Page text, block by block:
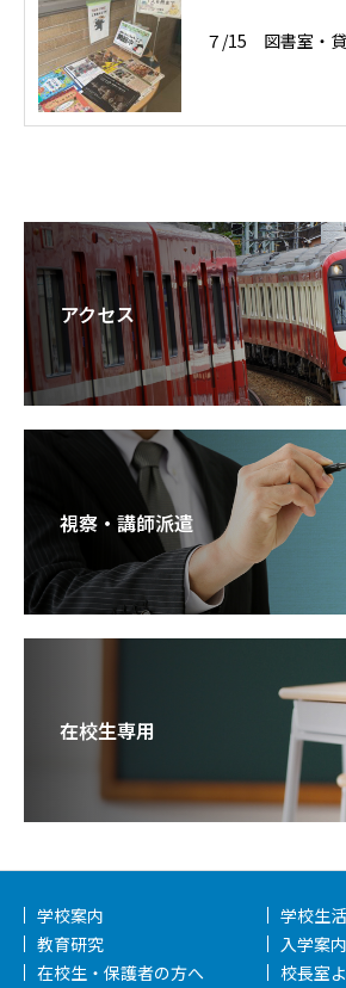
７/15 図書室・
アクセス
視察・講師派遣
在校生専用
学校案内
学校生活
教育研究
入学案内
在校生・保護者の方へ
校長室